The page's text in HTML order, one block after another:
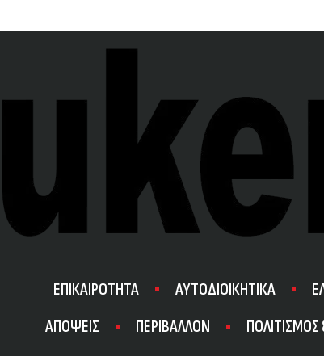
ΕΠΙΚΑΙΡΟΤΗΤΑ ΑΥΤΟΔΙΟΙΚΗΤΙΚΑ
ΑΠΟΨΕΙΣ
ΠΕΡΙΒΑΛΛΟΝ